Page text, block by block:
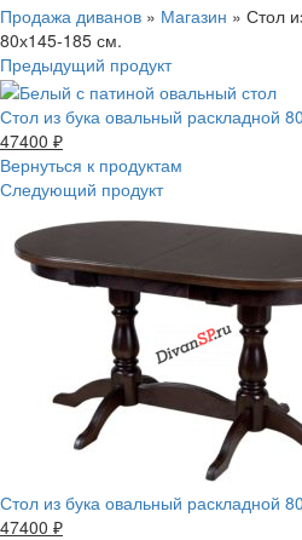
Продажа диванов » Магазин » Стол
80х145-185 см.
Предыдущий продукт
Стол из бука овальный раскладной
47400 ₽
Вернуться к продуктам
Следующий продукт
Стол из бука овальный раскладной
47400 ₽